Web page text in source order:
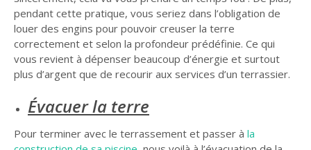
pendant cette pratique, vous seriez dans l’obligation de
louer des engins pour pouvoir creuser la terre
correctement et selon la profondeur prédéfinie. Ce qui
vous revient à dépenser beaucoup d’énergie et surtout
plus d’argent que de recourir aux services d’un terrassier.
Évacuer la terre
Pour terminer avec le terrassement et passer à la